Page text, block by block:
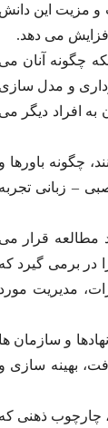
و مزیت این
می دهد.
چگونه آنان
و مدل
به افراد دیگر
چگونه باورها
– زبانی
مطالعه قرار
در برمی گیرد
مدیریت
و سازمان
بهینه سازی
چارچوب ذهنی